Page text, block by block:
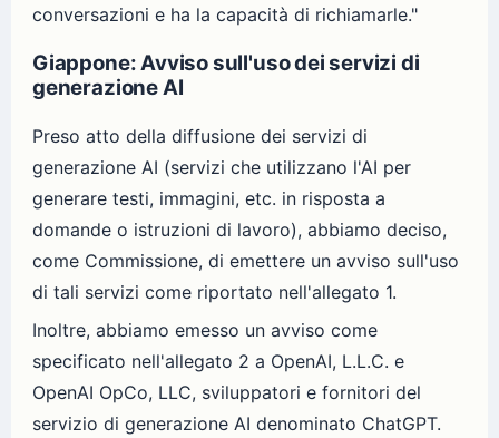
conversazioni e ha la capacità di richiamarle."
Giappone: Avviso sull'uso dei servizi di
generazione AI
Preso atto della diffusione dei servizi di
generazione AI (servizi che utilizzano l'AI per
generare testi, immagini, etc. in risposta a
domande o istruzioni di lavoro), abbiamo deciso,
come Commissione, di emettere un avviso sull'uso
di tali servizi come riportato nell'allegato 1.
Inoltre, abbiamo emesso un avviso come
specificato nell'allegato 2 a OpenAI, L.L.C. e
OpenAI OpCo, LLC, sviluppatori e fornitori del
servizio di generazione AI denominato ChatGPT.